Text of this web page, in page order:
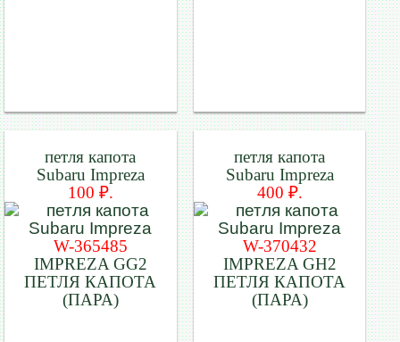
петля капота
Subaru Impreza
100 ₽.
W-365485
IMPREZA GG2
ПЕТЛЯ КАПОТА
(ПАРА)
петля капота
Subaru Impreza
400 ₽.
W-370432
IMPREZA GH2
ПЕТЛЯ КАПОТА
(ПАРА)